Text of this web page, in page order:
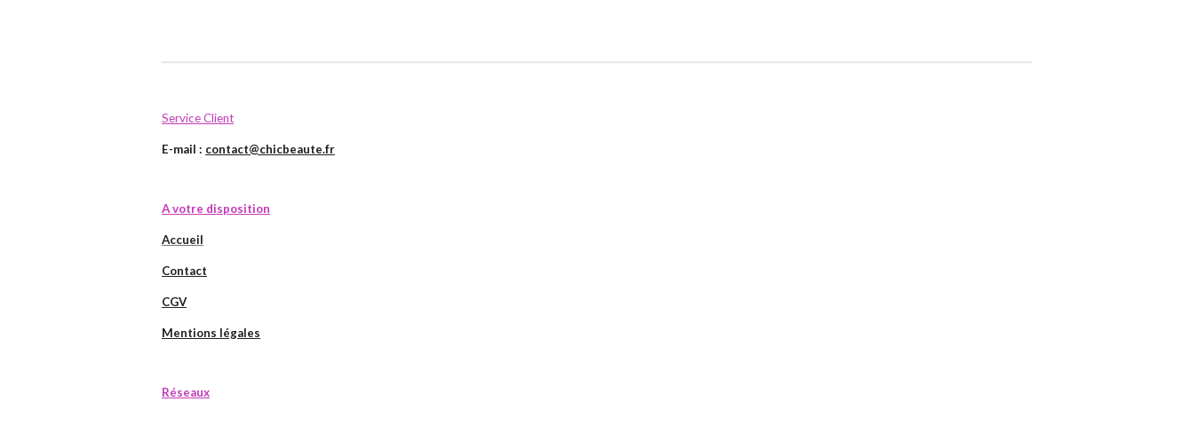
Service Client
E-mail : contact@chicbeaute.fr
A votre disposition
Accueil
Contact
CGV
Mentions légales
Réseaux